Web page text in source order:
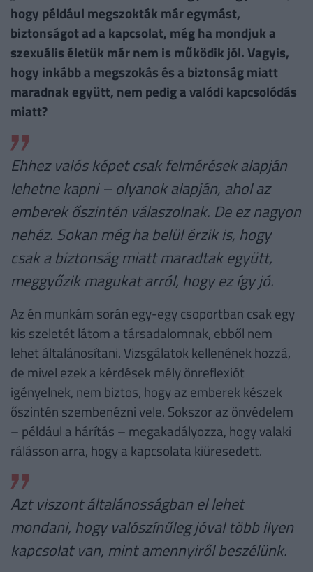
hogy például megszokták már egymást,
biztonságot ad a kapcsolat, még ha mondjuk a
szexuális életük már nem is működik jól. Vagyis,
hogy inkább a megszokás és a biztonság miatt
maradnak együtt, nem pedig a valódi kapcsolódás
miatt?
Ehhez valós képet csak felmérések alapján
lehetne kapni – olyanok alapján, ahol az
emberek őszintén válaszolnak. De ez nagyon
nehéz. Sokan még ha belül érzik is, hogy
csak a biztonság miatt maradtak együtt,
meggyőzik magukat arról, hogy ez így jó.
Az én munkám során egy-egy csoportban csak egy
kis szeletét látom a társadalomnak, ebből nem
lehet általánosítani. Vizsgálatok kellenének hozzá,
de mivel ezek a kérdések mély önreflexiót
igényelnek, nem biztos, hogy az emberek készek
őszintén szembenézni vele. Sokszor az önvédelem
– például a hárítás – megakadályozza, hogy valaki
rálásson arra, hogy a kapcsolata kiüresedett.
Azt viszont általánosságban el lehet
mondani, hogy valószínűleg jóval több ilyen
kapcsolat van, mint amennyiről beszélünk.